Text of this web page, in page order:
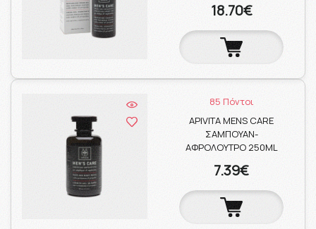
18.70€
85 Πόντοι
APIVITA MENS CARE
ΣΑΜΠΟΥΑΝ-
ΑΦΡΟΛΟΥΤΡΟ 250ML
7.39€